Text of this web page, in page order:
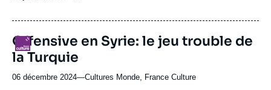
journal,
ou
émission
Logo
Offensive en Syrie: le jeu trouble de
la Turquie
06 décembre 2024—Nom
Cultures Monde, France Culture